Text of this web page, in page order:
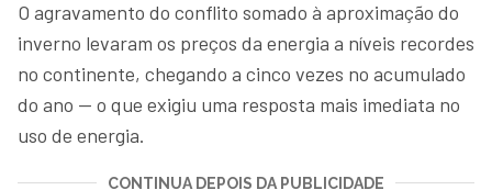
O agravamento do conflito somado à aproximação do
inverno levaram os preços da energia a níveis recordes
no continente, chegando a cinco vezes no acumulado
do ano — o que exigiu uma resposta mais imediata no
uso de energia.
CONTINUA DEPOIS DA PUBLICIDADE